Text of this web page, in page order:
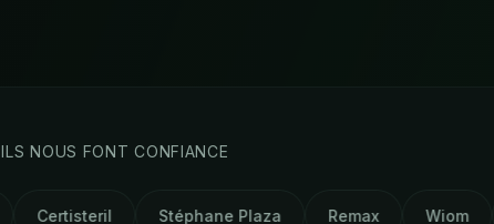
ILS NOUS FONT CONFIANCE
Stéphane Plaza Remax Wiom Easy Home